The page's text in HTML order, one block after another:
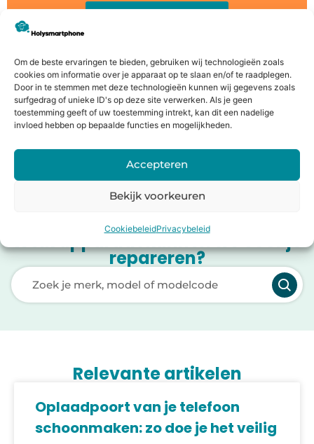
Om de beste ervaringen te bieden, gebruiken wij technologieën zoals
cookies om informatie over je apparaat op te slaan en/of te raadplegen.
Door in te stemmen met deze technologieën kunnen wij gegevens zoals
surfgedrag of unieke ID's op deze site verwerken. Als je geen
toestemming geeft of uw toestemming intrekt, kan dit een nadelige
invloed hebben op bepaalde functies en mogelijkheden.
Accepteren
Bekijk voorkeuren
CookiebeleidPrivacybeleid
Op zoek naar nieuw device?
Bij Holysmartphone hebben we een breed assortiment
aan nieuwe en gebruikte devices.
Welk apparaat kunnen we voor je
repareren?
Relevante artikelen
Oplaadpoort van je telefoon
schoonmaken: zo doe je het veilig